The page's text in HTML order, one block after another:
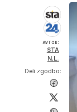
AVTOR:
STA
N.L.
Deli zgodbo: